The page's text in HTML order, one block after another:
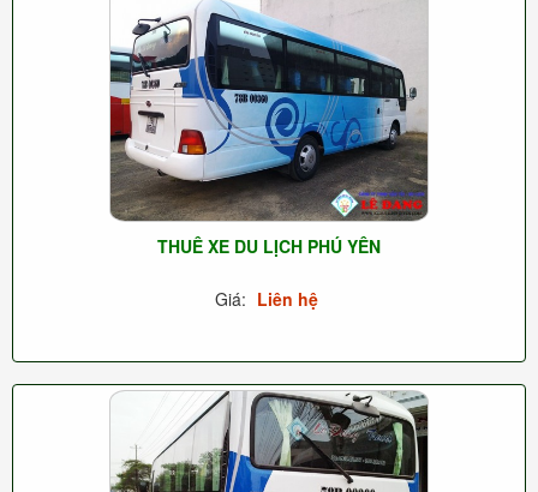
THUÊ XE DU LỊCH PHÚ YÊN
Giá: Liên hệ